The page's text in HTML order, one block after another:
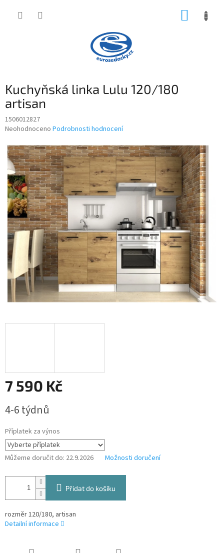
Kuchyňská linka Lulu 120/180
artisan
1506012827
Průměrné
produktu
je
0,0
z
5
hvězdiček.
Neohodnoceno Podrobnosti hodnocení
7 590 Kč
cena:
4-6 týdnů
Příplatek za výnos
Můžeme doručit do: 22.9.2026 Možnosti doručení
Přidat do košíku
rozměr 120/180, artisan
Detailní informace